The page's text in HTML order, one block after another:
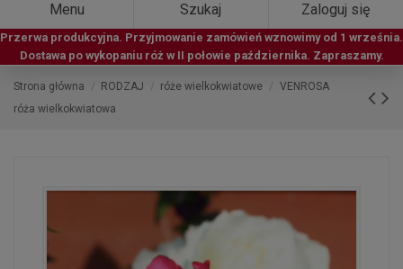
Menu Szukaj Zaloguj się
Przerwa produkcyjna. Przyjmowanie zamówień wznowimy od 1 września.
Dostawa po wykopaniu róż w II połowie października. Zapraszamy.
Strona główna RODZAJ róże wielkokwiatowe
VENROSA
róża wielkokwiatowa